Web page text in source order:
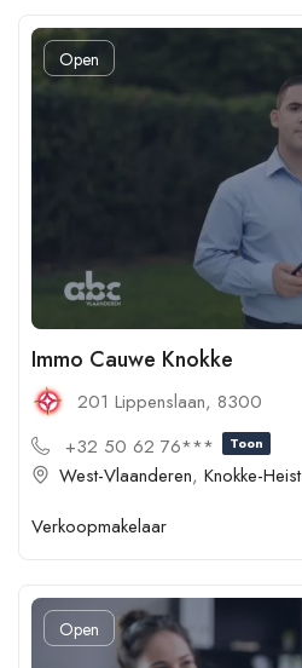
Open
Immo Cauwe Knokke
201 Lippenslaan, 8300
+32 50 62 76***
Toon
West-Vlaanderen, Knokke-Heist
Verkoopmakelaar
Open